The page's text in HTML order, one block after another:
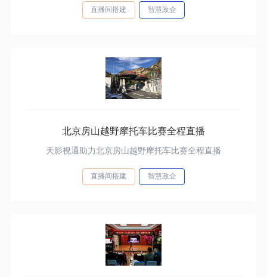
直播间搭建 智慧政企
北京房山越野摩托车比赛全程直播
天影视通助力北京房山越野摩托车比赛全程直播
直播间搭建 智慧政企